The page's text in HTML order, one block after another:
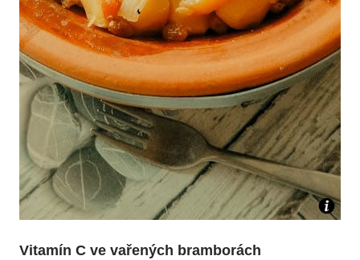
Vitamín C ve vařených bramborách